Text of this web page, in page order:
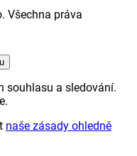
Všechna práva
souhlasu a sledování.
naše zásady ohledně